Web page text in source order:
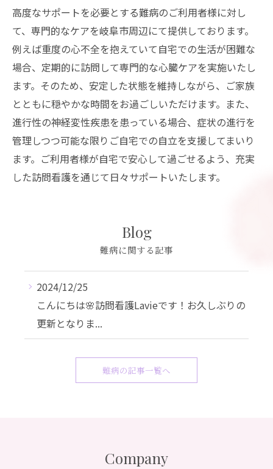
高度なサポートを必要とする難病のご利用者様に対し
て、専門的なケアを岐阜市周辺にて提供しております。
例えば重度の心不全を抱えていて自宅での生活が困難な
場合、定期的に訪問して専門的な心臓ケアを実施いたし
ます。そのため、安定した状態を維持しながら、ご家族
とともに穏やかな時間をお過ごしいただけます。また、
進行性の神経変性疾患を患っている場合、症状の進行を
管理しつつ可能な限りご自宅での自立を支援してまいり
ます。ご利用者様が自宅で安心して過ごせるよう、充実
した訪問看護を通じて日々サポートいたします。
Blog
難病に関する記事
2024/12/25
こんにちは🌸訪問看護Lavieです！お久しぶりの
更新となりま...
難病の記事一覧へ
Company